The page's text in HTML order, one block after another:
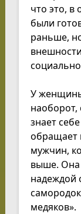
что это,
были
раньше,
У женщины
наоборот,
знает
обращает
мужчин,
выше. Она
надеждой
медяков».